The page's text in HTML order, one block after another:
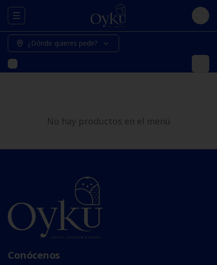
Abrir menu de navegación Login
¿Dónde quieres pedir?
No hay productos en el menú
Conócenos